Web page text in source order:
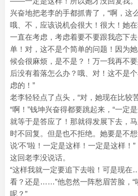
兴奋地把老李的手都抓青了，“啊，这
哦、不，应该说机会很大！很大！她
一直在考虑，考虑着要不要跟我恋下
单！对，这不是个简单的问题！因为
候会很麻烦，是不是？！万一我再不
后没有着落怎么办？哦、对！这不是
虑的！”
老李轻轻点了点头，“对，她现在比较
“啊！”钱坤兴奋得都要跳起来，“一定
就等于是答应了！那就得发展下去，
时不回复。但是也不拒绝。她要是不
说‘不’啦！一定是这样！一定是这样！”
这回老李没说话。
“这样我就一定要追下去啦！可是现
看？还是……”他忽然一阵愁眉苦脸，“
呢？”